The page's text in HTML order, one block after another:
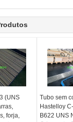
(UNS
forja,
Tubo sem
Hastelloy
B622 UNS